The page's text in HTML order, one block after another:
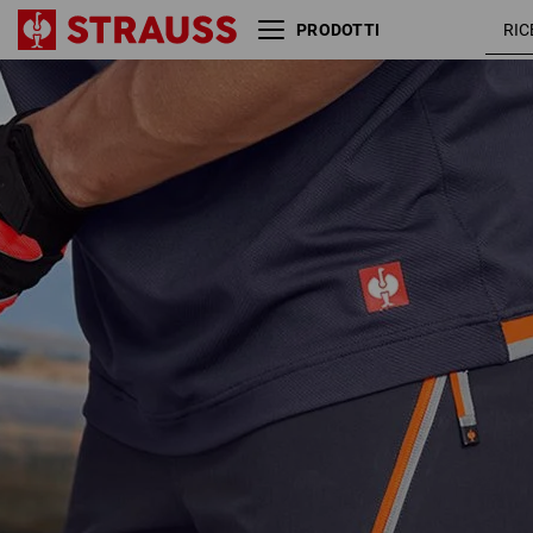
PRODOTTI
Short funzionali Reflex
e.s.ambition